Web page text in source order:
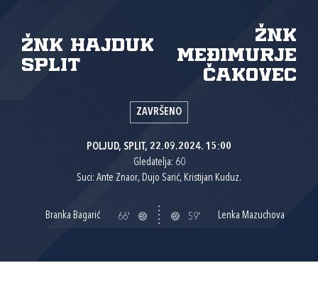
ŽNK Hajduk
Split
ŽNK
Međimurje
Čakovec
ZAVRŠENO
POLJUD, SPLIT, 22.09.2024. 15:00
Gledatelja: 60
Suci: Ante Znaor, Dujo Sarić, Kristijan Kuduz.
Branka Bagarić 66' 59' Lenka Mazuchova